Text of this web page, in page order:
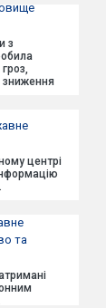
з
зниження
центрі
та